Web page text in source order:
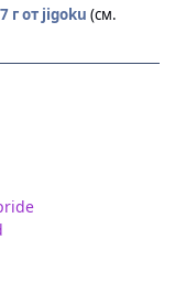
гот jigoku (см.